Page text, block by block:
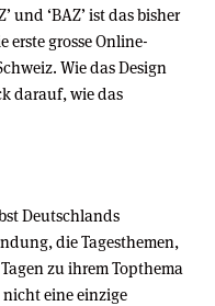
und ‘BAZ’ ist das bisher
grosse Online-
Wie das Design
darauf, wie das
Deutschlands
die Tagesthemen,
zu ihrem Topthema
nicht eine einzige